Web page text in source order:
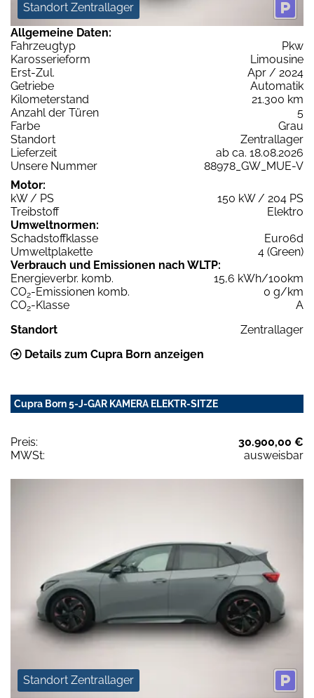
Standort Zentrallager
Allgemeine Daten:
Fahrzeugtyp
Pkw
Karosserieform
Limousine
Erst-Zul.
Apr / 2024
Getriebe
Automatik
Kilometerstand
21.300 km
Anzahl der Türen
5
Farbe
Grau
Standort
Zentrallager
Lieferzeit
ab ca. 18.08.2026
Unsere Nummer
88978_GW_MUE-V
Motor:
kW / PS
150 kW / 204 PS
Treibstoff
Elektro
Umweltnormen:
Schadstoffklasse
Euro6d
Umweltplakette
4 (Green)
Verbrauch und Emissionen nach WLTP:
Energieverbr. komb.
15,6 kWh/100km
CO2-Emissionen komb.
0 g/km
CO2-Klasse
A
Standort
Zentrallager
Details zum Cupra Born anzeigen
Cupra Born 5-J-GAR KAMERA ELEKTR-SITZE
Preis:
30.900,00 €
MWSt:
ausweisbar
Standort Zentrallager